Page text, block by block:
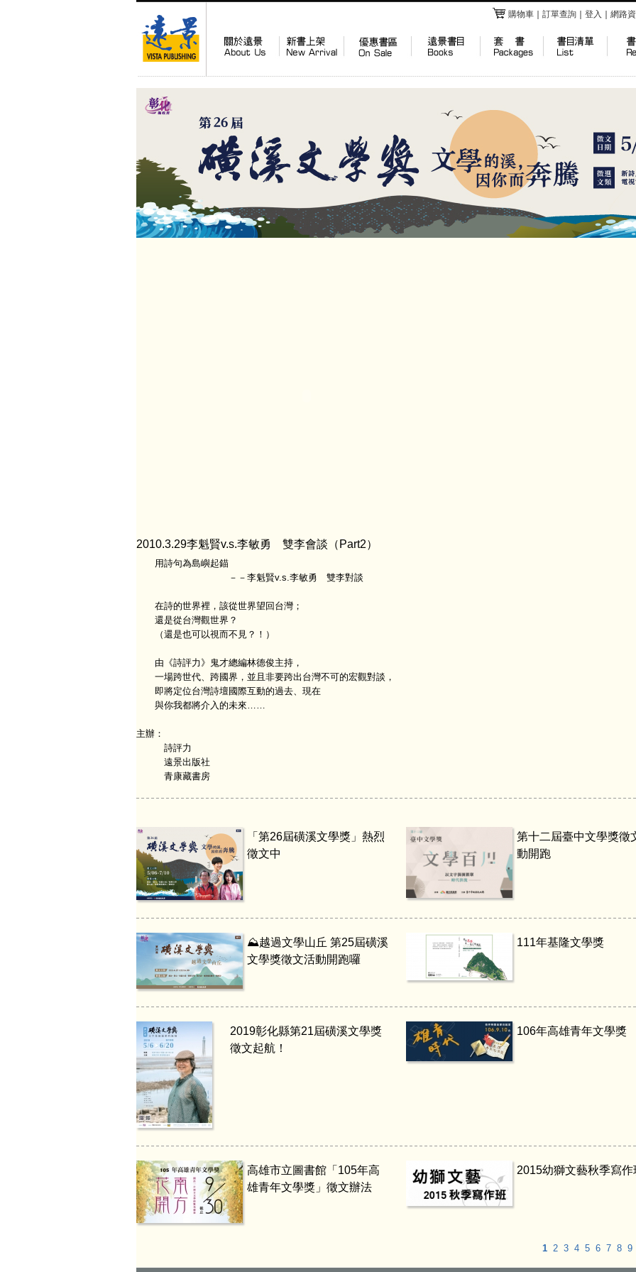
購物車 訂單查詢 登入 網路
2010.3.29李魁賢v.s.李敏勇 雙李會談（Part2）
用詩句為島嶼起錨
－－李魁賢v.s.李敏勇 雙李對談
在詩的世界裡，該從世界望回台灣；
還是從台灣觀世界？
（還是也可以視而不見？！）
由《詩評力》鬼才總編林德俊主持，
一場跨世代、跨國界，並且非要跨出台灣不可的宏觀對談，
即將定位台灣詩壇國際互動的過去、現在
與你我都將介入的未來……
主辦：
詩評力
遠景出版社
青康藏書房
「第26屆磺溪文學獎」熱烈
徵文中
第十二屆臺中文學獎徵
動開跑
⛰️越過文學山丘 第25屆磺溪
文學獎徵文活動開跑囉
111年基隆文學獎
2019彰化縣第21屆磺溪文學獎
徵文起航！
106年高雄青年文學獎
高雄市立圖書館「105年高
雄青年文學獎」徵文辦法
2015幼獅文藝秋季寫作
1 2 3 4 5 6 7 8 9